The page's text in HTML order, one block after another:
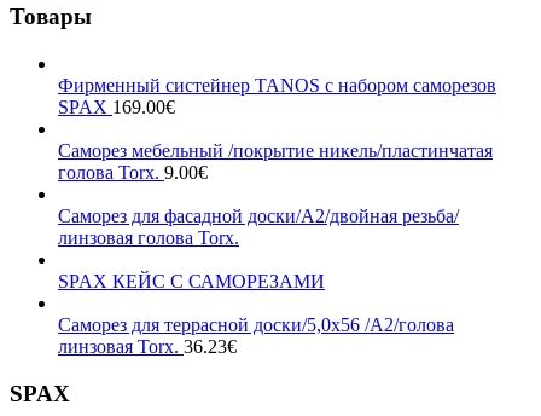
Товары
Фирменный систейнер TANOS с набором саморезов
SPAX 169.00€
Саморез мебельный /покрытие никель/пластинчатая
голова Torx. 9.00€
Саморез для фасадной доски/А2/двойная резьба/
линзовая голова Torx.
SPAX КЕЙС С САМОРЕЗАМИ
Саморез для террасной доски/5,0х56 /А2/голова
линзовая Torx. 36.23€
SPAX